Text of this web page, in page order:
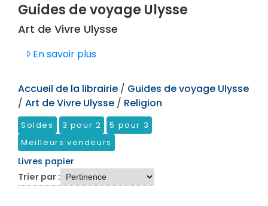
Guides de voyage Ulysse
Art de Vivre Ulysse
En savoir plus
Accueil de la librairie / Guides de voyage Ulysse
/ Art de Vivre Ulysse / Religion
Soldes 3 pour 2
5 pour 3
Meilleurs vendeurs
Livres papier
Trier par :